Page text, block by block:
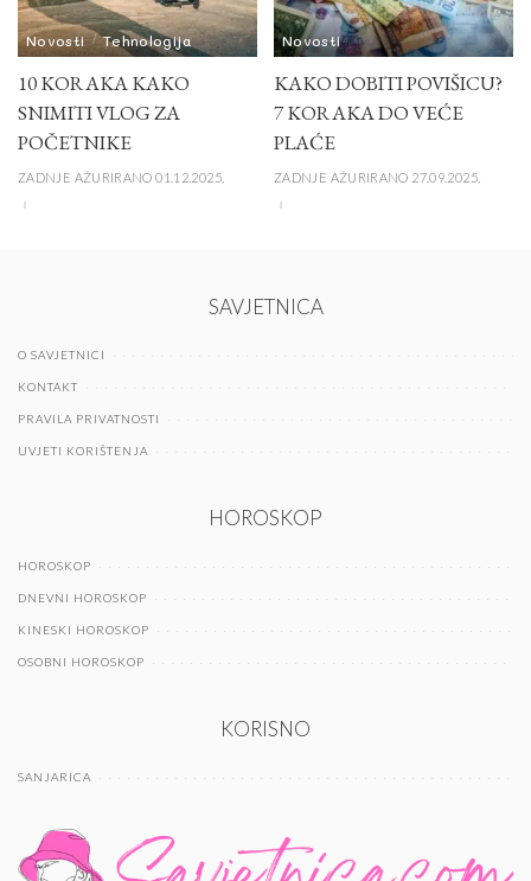
Novosti Tehnologija
10 KORAKA KAKO
SNIMITI VLOG ZA
POČETNIKE
ZADNJE AŽURIRANO 01.12.2025.
Novosti
KAKO DOBITI POVIŠICU?
7 KORAKA DO VEĆE
PLAĆE
ZADNJE AŽURIRANO 27.09.2025.
SAVJETNICA
O SAVJETNICI
KONTAKT
PRAVILA PRIVATNOSTI
UVJETI KORIŠTENJA
HOROSKOP
HOROSKOP
DNEVNI HOROSKOP
KINESKI HOROSKOP
OSOBNI HOROSKOP
KORISNO
SANJARICA